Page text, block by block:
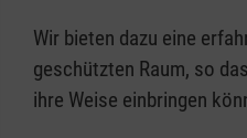
Wir bieten dazu eine
geschützten Raum, so
ihre Weise einbringen